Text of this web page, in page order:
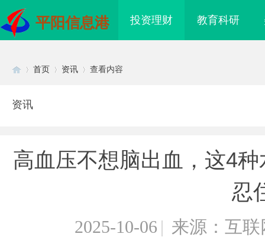
平阳信息港 投资理财 教育科研
首页 资讯 查看内容
资讯
高血压不想脑出血，这4
忍
2025-10-06 | 来源：互联